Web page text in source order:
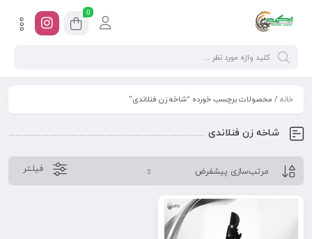
0
خانه / محصولات برچسب خورده “شاخه زن فنلاندی”
شاخه زن فنلاندی
فیلـتر